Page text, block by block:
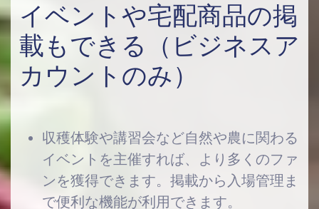
イベントや宅配商品の掲
載もできる（ビジネスア
カウントのみ）
収穫体験や講習会など自然や農に関わる
イベントを主催すれば、より多くのファ
ンを獲得できます。掲載から入場管理ま
で便利な機能が利用できます。